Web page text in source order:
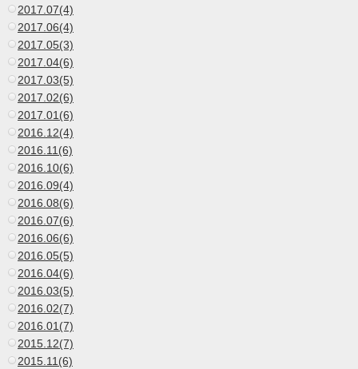
2017.07(4)
2017.06(4)
2017.05(3)
2017.04(6)
2017.03(5)
2017.02(6)
2017.01(6)
2016.12(4)
2016.11(6)
2016.10(6)
2016.09(4)
2016.08(6)
2016.07(6)
2016.06(6)
2016.05(5)
2016.04(6)
2016.03(5)
2016.02(7)
2016.01(7)
2015.12(7)
2015.11(6)